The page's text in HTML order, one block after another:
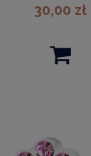
30,00 zł